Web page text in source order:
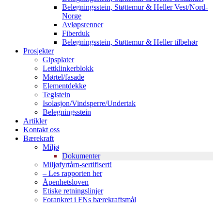
Belegningsstein, Støttemur & Heller Vest/Nord-
Norge
Avløpsrenner
Fiberduk
Belegningsstein, Støttemur & Heller tilbehør
Prosjekter
Gipsplater
Lettklinkerblokk
Mørtel/fasade
Elementdekke
Teglstein
Isolasjon/Vindsperre/Undertak
Belegningsstein
Artikler
Kontakt oss
Bærekraft
Miljø
Dokumenter
Miljøfyrtårn-sertifisert!
– Les rapporten her
Åpenhetsloven
Etiske retningslinjer
Forankret i FNs bærekraftsmål